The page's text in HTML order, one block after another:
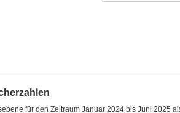
für den Zeitraum Januar 2024 bis Juni 2025